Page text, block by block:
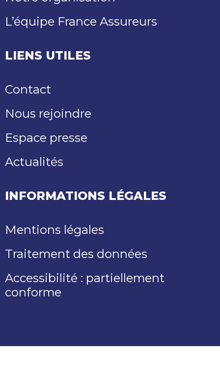
L’équipe France Assureurs
LIENS UTILES
Contact
Nous rejoindre
Espace presse
Actualités
INFORMATIONS LÉGALES
Mentions légales
Traitement des données
Accessibilité : partiellement
conforme